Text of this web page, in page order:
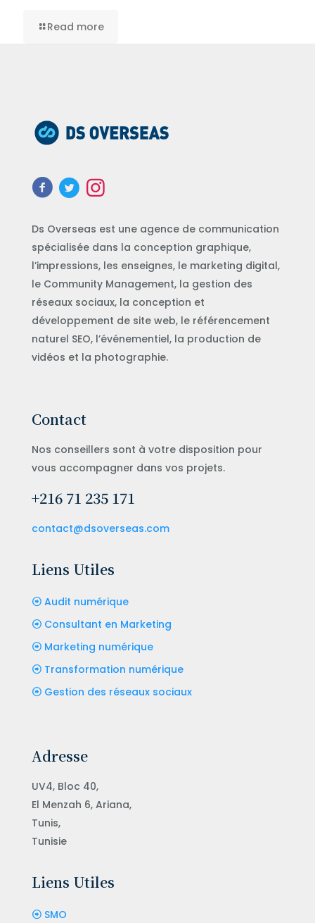
Read more
Ds Overseas est une agence de communication
spécialisée dans la conception graphique,
l’impressions, les enseignes, le marketing digital,
le Community Management, la gestion des
réseaux sociaux, la conception et
développement de site web, le référencement
naturel SEO, l’événementiel, la production de
vidéos et la photographie.
Contact
Nos conseillers sont à votre disposition pour
vous accompagner dans vos projets.
+216 71 235 171
contact@dsoverseas.com
Liens Utiles
Audit numérique
Consultant en Marketing
Marketing numérique
Transformation numérique
Gestion des réseaux sociaux
Adresse
UV4, Bloc 40,
El Menzah 6, Ariana,
Tunis,
Tunisie
Liens Utiles
SMO